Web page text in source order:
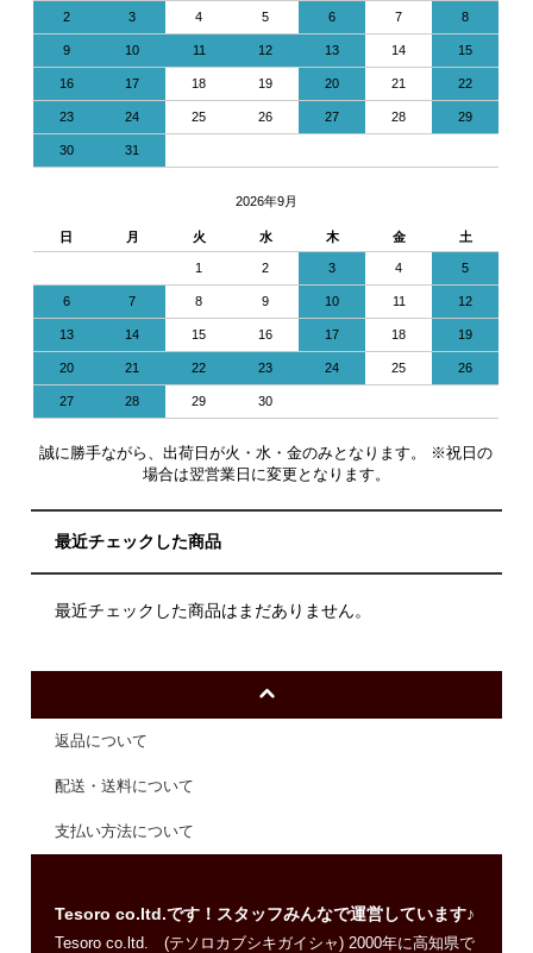
2 3 4 5 6 7 8
9 10 11 12 13 14 15
16 17 18 19 20 21 22
23 24 25 26 27 28 29
30 31
2026年9月
日 月 火 水 木 金 土
1 2 3 4 5
6 7 8 9 10 11 12
13 14 15 16 17 18 19
20 21 22 23 24 25 26
27 28 29 30
誠に勝手ながら、出荷日が火・水・金のみとなります。 ※祝日の
場合は翌営業日に変更となります。
最近チェックした商品
最近チェックした商品はまだありません。
返品について
配送・送料について
支払い方法について
Tesoro co.ltd.です！スタッフみんなで運営しています♪
Tesoro co.ltd. (テソロカブシキガイシャ) 2000年に高知県で